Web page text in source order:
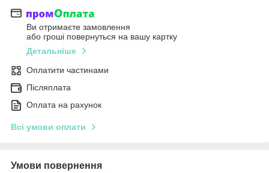
Ви отримаєте замовлення
або гроші повернуться на вашу картку
Детальніше
Оплатити частинами
Післяплата
Оплата на рахунок
Всі умови оплати
Умови повернення